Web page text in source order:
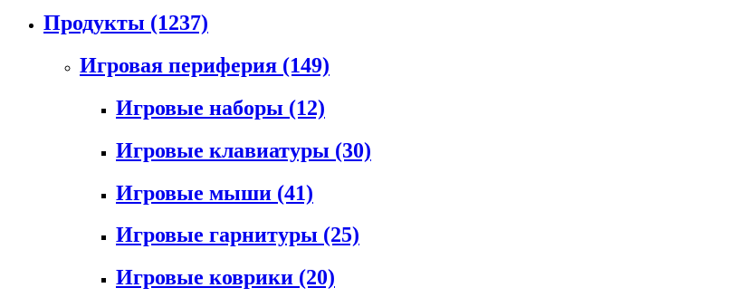
Продукты (1237)
Игровая периферия (149)
Игровые наборы (12)
Игровые клавиатуры (30)
Игровые мыши (41)
Игровые гарнитуры (25)
Игровые коврики (20)